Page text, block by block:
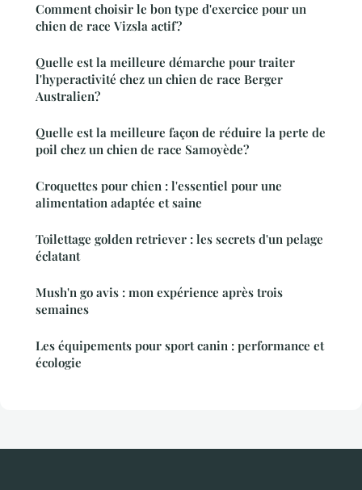
Comment choisir le bon type d'exercice pour un
chien de race Vizsla actif?
Quelle est la meilleure démarche pour traiter
l'hyperactivité chez un chien de race Berger
Australien?
Quelle est la meilleure façon de réduire la perte de
poil chez un chien de race Samoyède?
Croquettes pour chien : l'essentiel pour une
alimentation adaptée et saine
Toilettage golden retriever : les secrets d'un pelage
éclatant
Mush'n go avis : mon expérience après trois
semaines
Les équipements pour sport canin : performance et
écologie